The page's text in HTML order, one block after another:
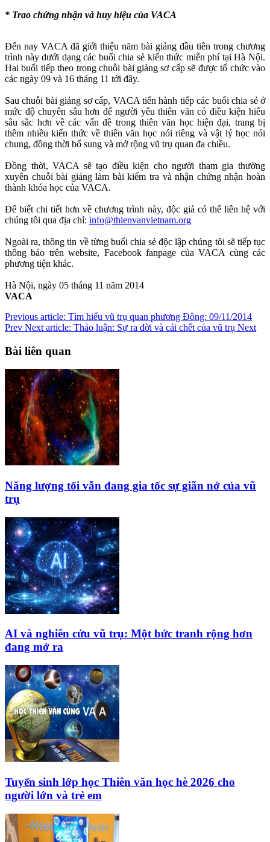
* Trao chứng nhận và huy hiệu của VACA
Đến nay VACA đã giới thiệu năm bài giảng đầu tiên trong chương
trình này dưới dạng các buổi chia sẻ kiến thức miễn phí tại Hà Nội.
Hai buổi tiếp theo trong chuỗi bài giảng sơ cấp sẽ được tổ chức vào
các ngày 09 và 16 tháng 11 tới đây.
Sau chuỗi bài giảng sơ cấp, VACA tiến hành tiếp các buổi chia sẻ ở
mức độ chuyên sâu hơn để người yêu thiên văn có điều kiện hiểu
sâu sắc hơn về các vấn đề trong thiên văn học hiện đại, trang bị
thêm nhiều kiến thức về thiên văn học nói riêng và vật lý học nói
chung, đồng thời bổ sung và mở rộng vũ trụ quan đa chiều.
Đồng thời, VACA sẽ tạo điều kiện cho người tham gia thường
xuyên chuỗi bài giảng làm bài kiểm tra và nhận chứng nhận hoàn
thành khóa học của VACA.
Để biết chi tiết hơn về chương trình này, độc giả có thể liên hệ với
chúng tôi qua địa chỉ: info@thienvanvietnam.org
Ngoài ra, thông tin về từng buổi chia sẻ độc lập chúng tôi sẽ tiếp tục
thông báo trên website, Facebook fanpage của VACA cùng các
phương tiện khác.
Hà Nội, ngày 05 tháng 11 năm 2014
VACA
Previous article: Tìm hiểu vũ trụ quan phương Đông: 09/11/2014
Prev Next article: Thảo luận: Sự ra đời và cái chết của vũ trụ Next
Bài liên quan
Năng lượng tối vẫn đang gia tốc sự giãn nở của vũ
trụ
AI và nghiên cứu vũ trụ: Một bức tranh rộng hơn
đang mở ra
Tuyển sinh lớp học Thiên văn học hè 2026 cho
người lớn và trẻ em